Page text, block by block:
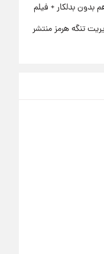
بدون بدلکار + فیلم
تنگه هرمز منتشر